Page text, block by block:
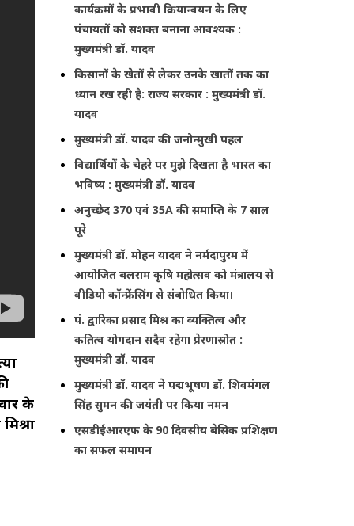
के
कार्यक्रमों के प्रभावी क्रियान्वयन के लिए
पंचायतों को सशक्त बनाना आवश्यक :
मुख्यमंत्री डॉ. यादव
किसानों के खेतों से लेकर उनके खातों तक का
ध्यान रख रही है: राज्य सरकार : मुख्यमंत्री डॉ.
यादव
मुख्यमंत्री डॉ. यादव की जनोन्मुखी पहल
विद्यार्थियों के चेहरे पर मुझे दिखता है भारत का
भविष्य : मुख्यमंत्री डॉ. यादव
अनुच्छेद 370 एवं 35A की समाप्ति के 7 साल
पूरे
मुख्यमंत्री डॉ. मोहन यादव ने नर्मदापुरम में
आयोजित बलराम कृषि महोत्सव को मंत्रालय से
वीडियो कॉन्फ्रेंसिंग से संबोधित किया।
पं. द्वारिका प्रसाद मिश्र का व्यक्तित्व और
कतित्व योगदान सदैव रहेगा प्रेरणास्रोत :
मुख्यमंत्री डॉ. यादव
मुख्यमंत्री डॉ. यादव ने पद्मभूषण डॉ. शिवमंगल
सिंह सुमन की जयंती पर किया नमन
एसडीईआरएफ के 90 दिवसीय बेसिक प्रशिक्षण
का सफल समापन